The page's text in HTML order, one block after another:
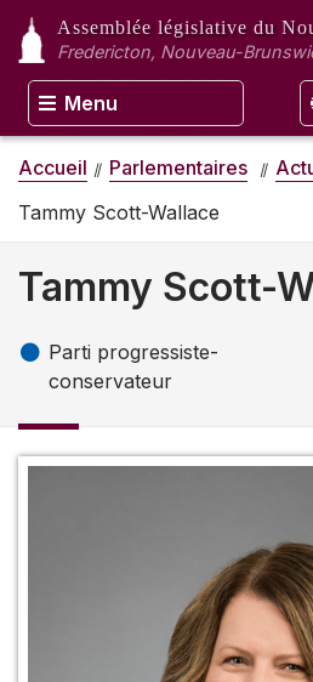
Assemblée législative du
Fredericton, Nouveau-
Menu
Accueil Parlementaires
Tammy Scott-Wallace
Tammy Scott-
Parti progressiste-
conservateur